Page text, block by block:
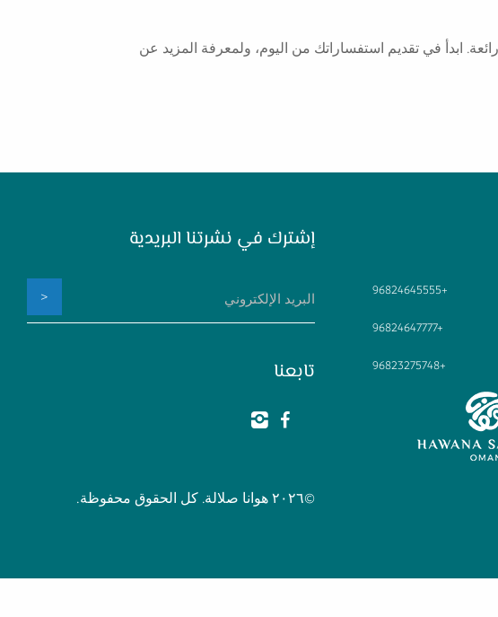
ابدأ في تقديم استفساراتك من اليوم، ولمعرفة المزيد عن
96824645555+
96824647777+
96823275748+
إشترك في نشرتنا البريدية
البريد
>
تابعنا
©٢٠٢٦ هوانا صلالة. كل الحقوق محفوظة.